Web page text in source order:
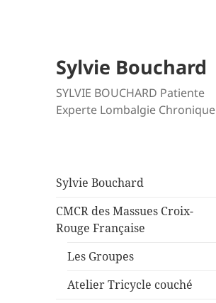
Sylvie Bouchard
SYLVIE BOUCHARD Patiente
Experte Lombalgie Chronique
Sylvie Bouchard
CMCR des Massues Croix-
Rouge Française
Les Groupes
Atelier Tricycle couché